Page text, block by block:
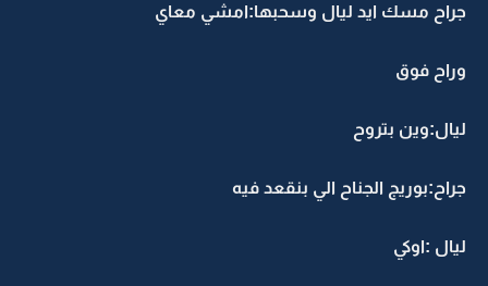
جراح مسك ايد ليال وسحبها:امشي معاي
وراح فوق
ليال:وين بتروح
جراح:بوريج الجناح الي بنقعد فيه
ليال :اوكي